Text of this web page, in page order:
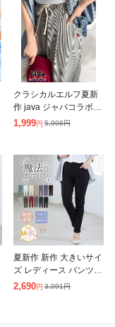
クラシカルエルフ夏新
作 java ジャバコラボ ボ
トムス パンツ レディー
ツ ス
1,999円 5,998円
夏新作 新作 大きいサイ
ズ レディース パンツ |
新色追加!! のび〜る ス
2,690円 3,091円